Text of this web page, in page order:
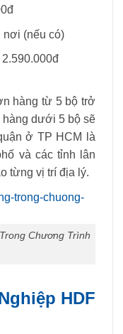
(nếu có)
hàng từ 5 bộ trở
hàng dưới 5 bộ sẽ
ở TP HCM là
và các tỉnh lân
từng vị trí địa lý.
Chương Trình
HDF